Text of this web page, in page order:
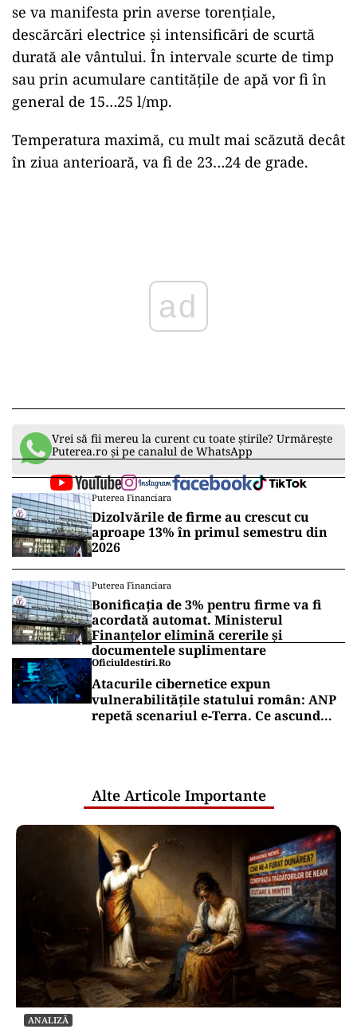
se va manifesta prin averse torențiale,
descărcări electrice și intensificări de scurtă
durată ale vântului. În intervale scurte de timp
sau prin acumulare cantitățile de apă vor fi în
general de 15…25 l/mp.
Temperatura maximă, cu mult mai scăzută decât
în ziua anterioară, va fi de 23…24 de grade.
Vrei să fii mereu la curent cu toate știrile? Urmărește
Puterea.ro și pe canalul de WhatsApp
Puterea Financiara
Dizolvările de firme au crescut cu
aproape 13% în primul semestru din
2026
Puterea Financiara
Bonificația de 3% pentru firme va fi
acordată automat. Ministerul
Finanțelor elimină cererile și
documentele suplimentare
Oficiuldestiri.ro
Atacurile cibernetice expun
vulnerabilitățile statului român: ANP
repetă scenariul e‑Terra. Ce ascund
Alte Articole Importante
ANALIZĂ